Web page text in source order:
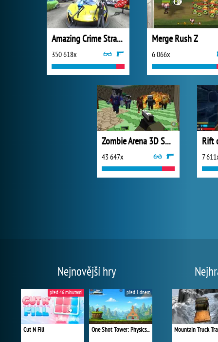
Amazing Crime Strange Stickman
350 618x
Merge Rush Z
6 066x
Zombie Arena 3D Survival
43 647x 7
Nejnovější hry
Cut N Fill
před 46 minutami
One Shot Tower: Physics Destroyer
před 1 dnem
Mountain Truck